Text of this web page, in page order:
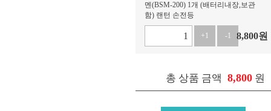
멘(BSM-200) 1개 (배터리내장,보관
함) 랜턴 손전등
+1 -1 8,800원
총 상품 금액 8,800 원